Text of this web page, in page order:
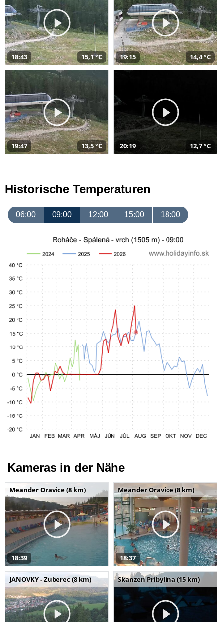
18:43 15,1 °C 19:15 14,4 °C
19:47 13,5 °C 20:19 12,7 °C
Historische Temperaturen
06:00 09:00 12:00 15:00 18:00
Kameras in der Nähe
Meander Oravice (8 km)
18:39
Meander Oravice (8 km)
18:37
JANOVKY - Zuberec (8 km) Skanzen Pribylina (15 km)